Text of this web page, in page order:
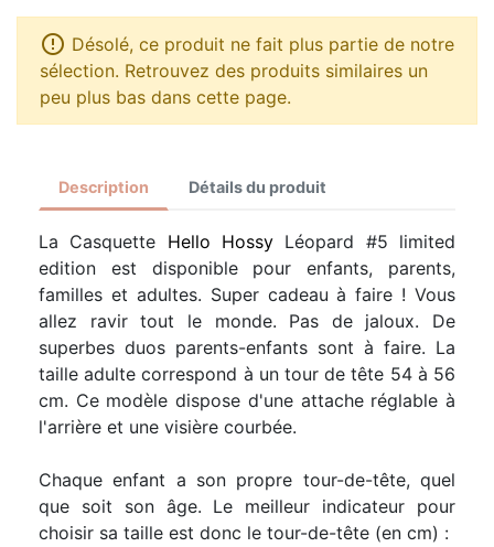
 Désolé, ce produit ne fait plus partie de notre
sélection. Retrouvez des produits similaires un
peu plus bas dans cette page.
Description Détails du produit
La Casquette Hello Hossy Léopard #5 limited
edition est disponible pour enfants, parents,
familles et adultes. Super cadeau à faire ! Vous
allez ravir tout le monde. Pas de jaloux. De
superbes duos parents-enfants sont à faire. La
taille adulte correspond à un tour de tête 54 à 56
cm. Ce modèle dispose d'une attache réglable à
l'arrière et une visière courbée.
Chaque enfant a son propre tour-de-tête, quel
que soit son âge. Le meilleur indicateur pour
choisir sa taille est donc le tour-de-tête (en cm) :